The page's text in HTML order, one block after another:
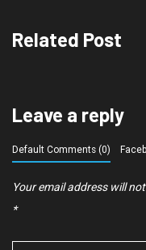
Related Post
Leave a reply
Default Comments (0)
Your email address will
*